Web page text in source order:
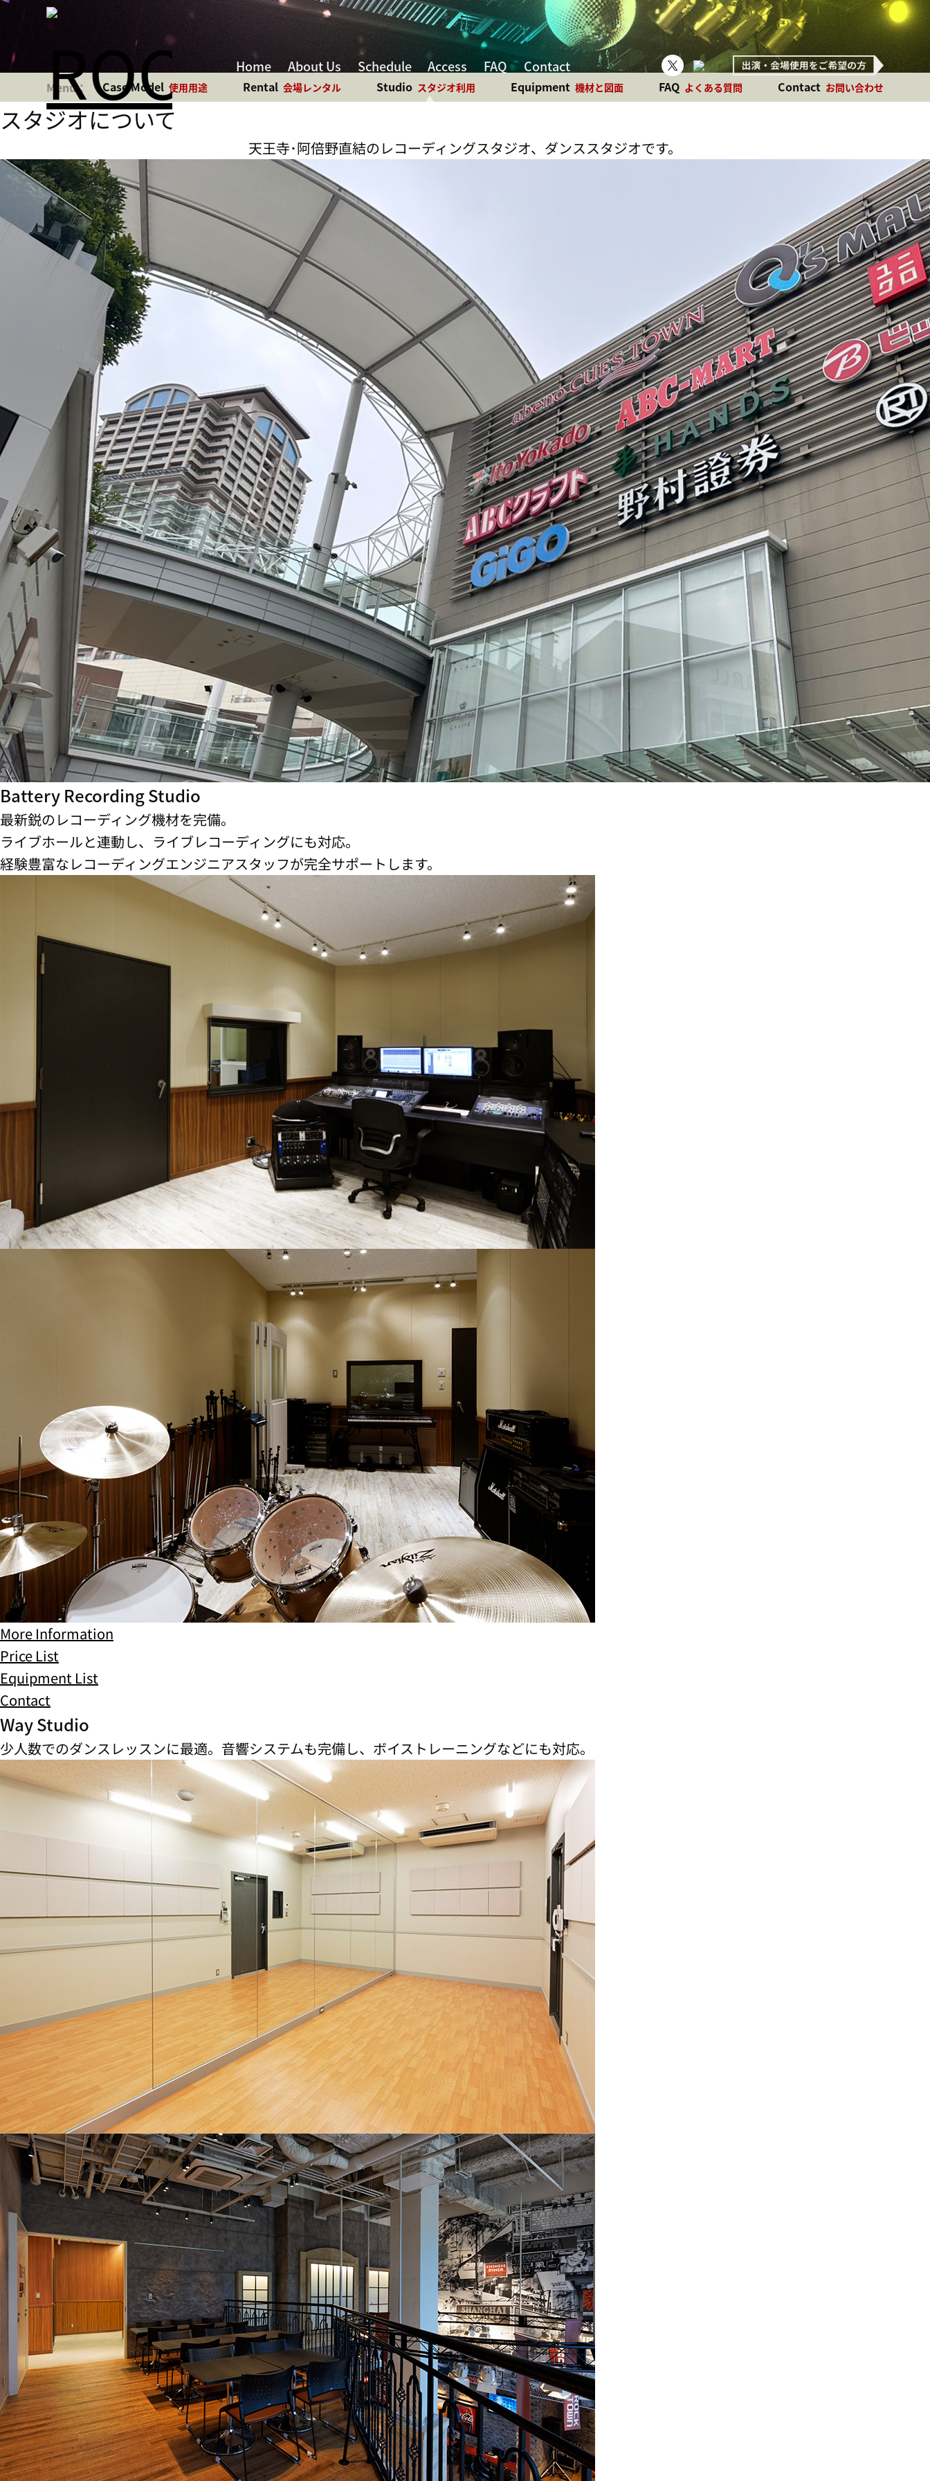
Home About Us Schedule Access FAQ Contact
Case Model 使用用途 Rental 会場レンタル Studio スタジオ利用 Equipment 機材と図面 FAQ よくある質問 Contact お問い合わせ
スタジオについて
天王寺･阿倍野直結のレコーディングスタジオ、ダンススタジオです。
Battery Recording Studio
最新鋭のレコーディング機材を完備。
ライブホールと連動し、ライブレコーディングにも対応。
経験豊富なレコーディングエンジニアスタッフが完全サポートします。
More Information
Price List
Equipment List
Contact
Way Studio
少人数でのダンスレッスンに最適。音響システムも完備し、ボイストレーニングなどにも対応。